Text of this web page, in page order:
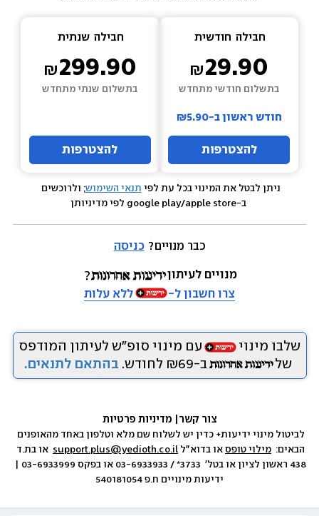
חבילה חודשית
29.90
בתשלום חודשי מתחדש
חודש ראשון ב-₪5.90
להצטרפות
חבילה שנתית
299.90
בתשלום שנתי מתחדש
להצטרפות
ניתן לבטל את המינוי בכל עת לפי תנאי השימוש; ולרוכשים
כבר מנויים? כניסה
מנויים לעיתון
צרו חשבון ל-
ללא עלות
שלבו מינוי
עם מינוי סופ״ש לעיתון המודפס
של
ב-₪69 לחודש. בהתאם לתנאים.
צור קשר
הבאים: מילוי טופס או בדוא״ל support.plus@yedioth.co.il
ידיעות מינויים ח.פ 540181054